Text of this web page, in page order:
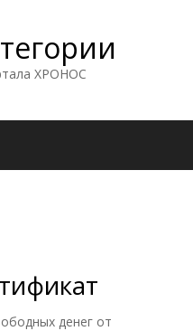
ХРОНОС
денег от